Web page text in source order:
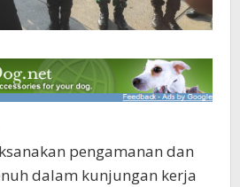
pengamanan dan
dalam kunjungan kerja